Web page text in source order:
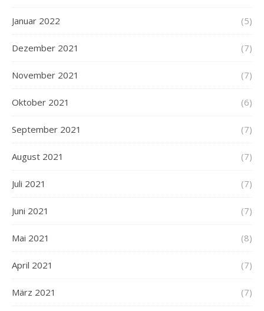
Januar 2022 (5)
Dezember 2021 (7)
November 2021 (7)
Oktober 2021 (6)
September 2021 (7)
August 2021 (7)
Juli 2021 (7)
Juni 2021 (7)
Mai 2021 (8)
April 2021 (7)
März 2021 (7)